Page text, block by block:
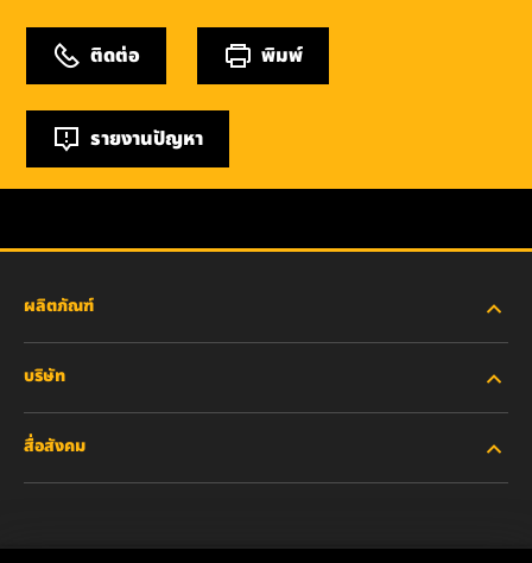
ติดต่อ พิมพ์
รายงานปัญหา
ผลิตภัณฑ์
รถยนต์ส่วนบุคคลและรถบรรทุกงานเบา
บริษัท
สื่อสังคม